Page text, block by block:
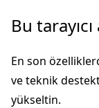
Ana
atla
Bu
En son
ve teknik
yükseltin.